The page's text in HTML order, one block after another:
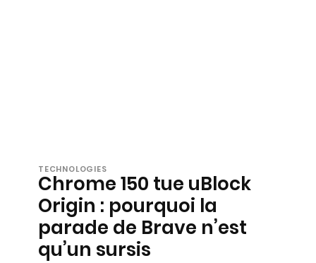
TECHNOLOGIES
Chrome 150 tue uBlock
Origin : pourquoi la
parade de Brave n’est
qu’un sursis